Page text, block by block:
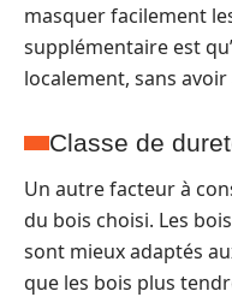
masquer facilement
supplémentaire est
localement, sans
Classe de
Un autre facteur à
du bois choisi. Les
sont mieux adaptés
que les bois plus